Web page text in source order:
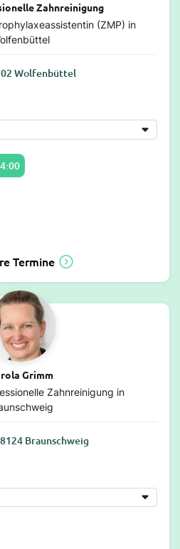
Zahnreinigung
(ZMP) in
Wolfenbüttel
Termine
Grimm
Zahnreinigung in
Braunschweig